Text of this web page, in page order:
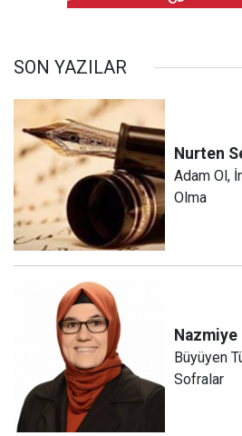
SON YAZILAR
Nurten
Adam Ol,
Olma
Nazmiye
Büyüyen
Sofralar